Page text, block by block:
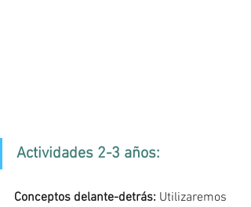
Actividades 2-3 años:
Conceptos delante-detrás: Utilizaremos